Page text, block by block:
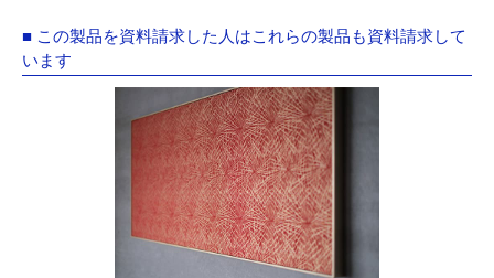
■ この製品を資料請求した人はこれらの製品も資料請求して
います